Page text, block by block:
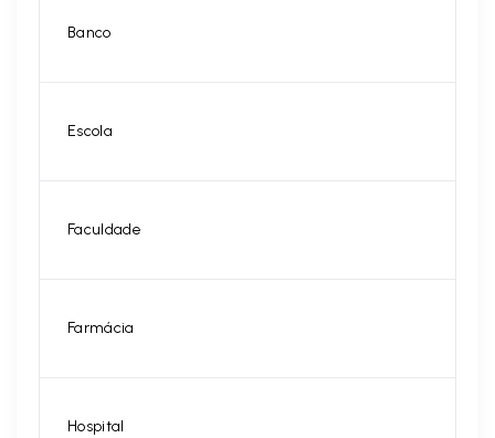
Banco
Escola
Faculdade
Farmácia
Hospital